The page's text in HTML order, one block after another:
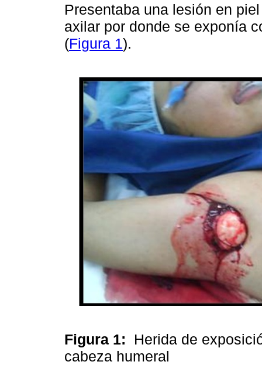
Presentaba una lesión en
axilar por donde se exponía
(Figura 1).
Figura 1: Herida de
cabeza humeral